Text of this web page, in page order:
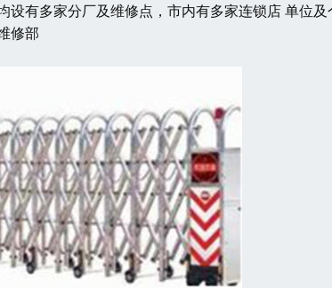
设有多家分厂及维修点，市内有多家连锁店 单位
修部